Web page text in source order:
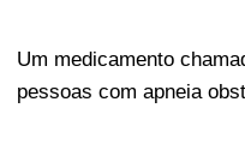
Um medicamento
pessoas com apneia